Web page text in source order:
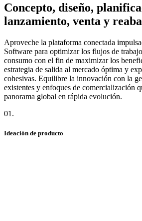
Concepto, diseño,
lanzamiento, venta y
Aproveche la plataforma conectada
Software para optimizar los flujos de
consumo con el fin de maximizar los
estrategia de salida al mercado óptima y
cohesivas. Equilibre la innovación con la
existentes y enfoques de comercialización
panorama global en rápida evolución.
01 .
Ideación de producto